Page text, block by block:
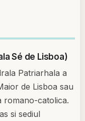
Sé de Lisboa)
Patriarhala a
de Lisboa sau
romano-catolica.
si sediul